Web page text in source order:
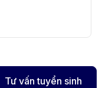
thông tin
Tư vấn tuyển sinh